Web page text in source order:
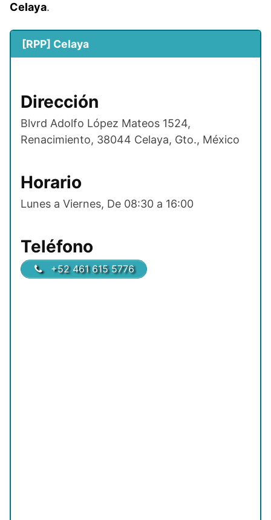
Celaya.
[RPP] Celaya
Dirección
Blvrd Adolfo López Mateos 1524,
Renacimiento, 38044 Celaya, Gto., México
Horario
Lunes a Viernes, De 08:30 a 16:00
Teléfono
+52 461 615 5776